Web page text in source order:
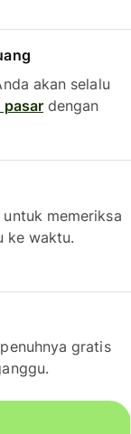
akan selalu
pasardengan
memeriksa
ke waktu.
gratis